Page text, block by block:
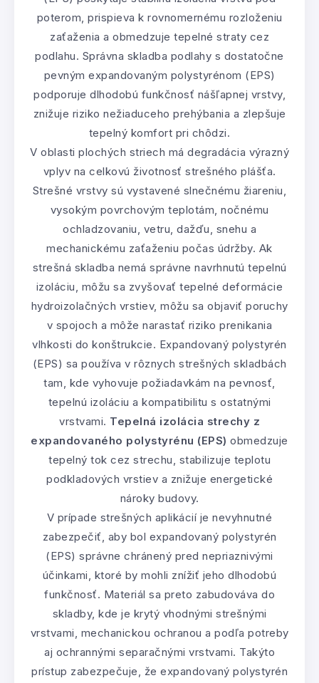
poterom, prispieva k rovnomernému rozloženiu
zaťaženia a obmedzuje tepelné straty cez
podlahu. Správna skladba podlahy s dostatočne
pevným expandovaným polystyrénom (EPS)
podporuje dlhodobú funkčnosť nášľapnej vrstvy,
znižuje riziko nežiaduceho prehýbania a zlepšuje
tepelný komfort pri chôdzi.
V oblasti plochých striech má degradácia výrazný
vplyv na celkovú životnosť strešného plášťa.
Strešné vrstvy sú vystavené slnečnému žiareniu,
vysokým povrchovým teplotám, nočnému
ochladzovaniu, vetru, dažďu, snehu a
mechanickému zaťaženiu počas údržby. Ak
strešná skladba nemá správne navrhnutú tepelnú
izoláciu, môžu sa zvyšovať tepelné deformácie
hydroizolačných vrstiev, môžu sa objaviť poruchy
v spojoch a môže narastať riziko prenikania
vlhkosti do konštrukcie. Expandovaný polystyrén
(EPS) sa používa v rôznych strešných skladbách
tam, kde vyhovuje požiadavkám na pevnosť,
tepelnú izoláciu a kompatibilitu s ostatnými
vrstvami. Tepelná izolácia strechy z
expandovaného polystyrénu (EPS) obmedzuje
tepelný tok cez strechu, stabilizuje teplotu
podkladových vrstiev a znižuje energetické
nároky budovy.
V prípade strešných aplikácií je nevyhnutné
zabezpečiť, aby bol expandovaný polystyrén
(EPS) správne chránený pred nepriaznivými
účinkami, ktoré by mohli znížiť jeho dlhodobú
funkčnosť. Materiál sa preto zabudováva do
skladby, kde je krytý vhodnými strešnými
vrstvami, mechanickou ochranou a podľa potreby
aj ochrannými separačnými vrstvami. Takýto
prístup zabezpečuje, že expandovaný polystyrén